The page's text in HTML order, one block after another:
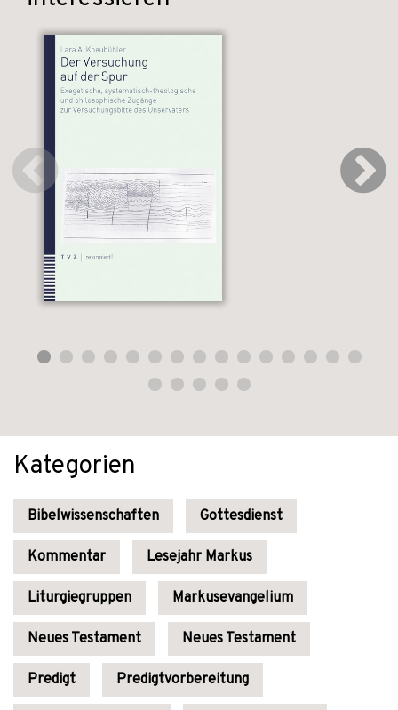
Kategorien
Bibelwissenschaften Gottesdienst
Kommentar Lesejahr Markus
Liturgiegruppen Markusevangelium
Neues Testament Neues Testament
Predigt Predigtvorbereitung